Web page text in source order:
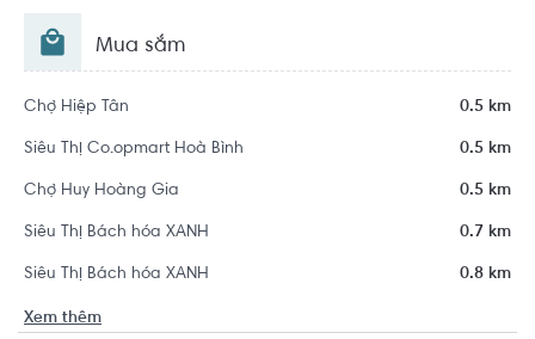
Mua sắm
Chợ Hiệp Tân 0.5 km
Siêu Thị Co.opmart Hoà Bình 0.5 km
Chợ Huy Hoàng Gia 0.5 km
Siêu Thị Bách hóa XANH 0.7 km
Siêu Thị Bách hóa XANH 0.8 km
Xem thêm